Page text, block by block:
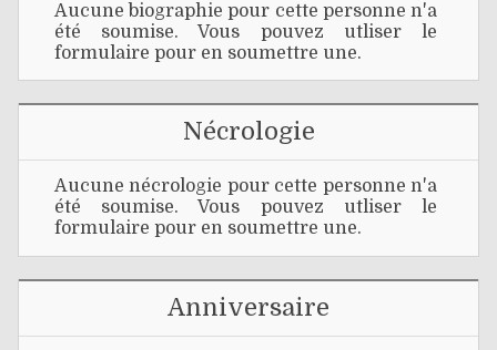
Aucune biographie pour cette personne n'a
été soumise. Vous pouvez utliser le
formulaire pour en soumettre une.
Nécrologie
Aucune nécrologie pour cette personne n'a
été soumise. Vous pouvez utliser le
formulaire pour en soumettre une.
Anniversaire